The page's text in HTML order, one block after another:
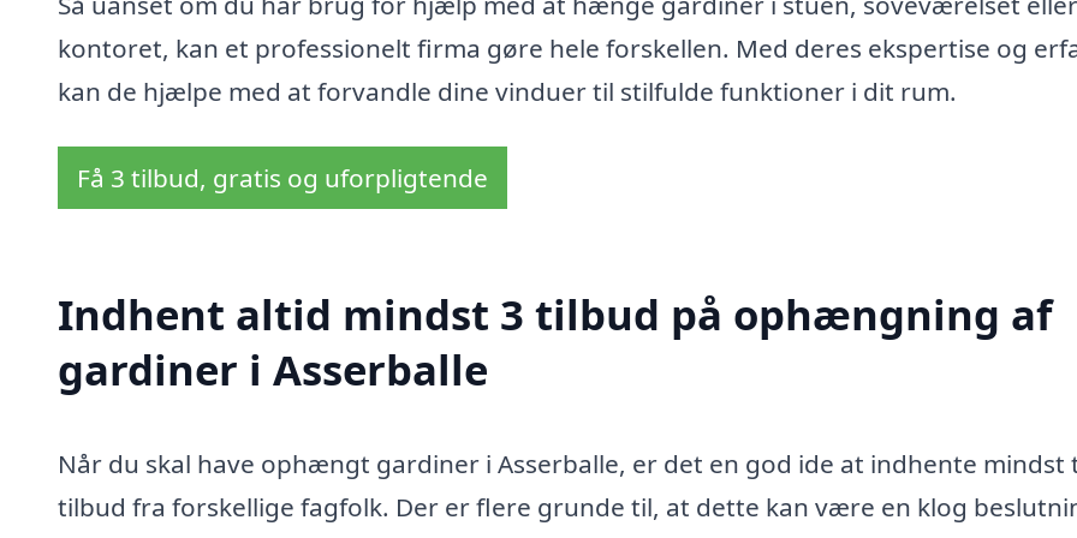
kontoret, kan et professionelt firma gøre hele forskellen. Med deres ekspertise og
kan de hjælpe med at forvandle dine vinduer til stilfulde funktioner i dit rum.
Få 3 tilbud, gratis og uforpligtende
Indhent altid mindst 3 tilbud på ophængning af
gardiner i Asserballe
Når du skal have ophængt gardiner i Asserballe, er det en god ide at indhente mindst
tilbud fra forskellige fagfolk. Der er flere grunde til, at dette kan være en klog